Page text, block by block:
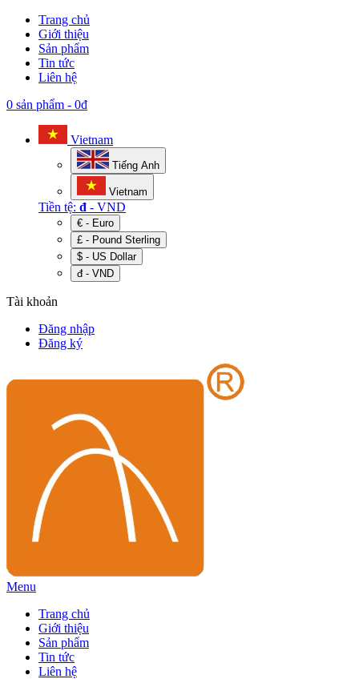
Trang chủ
Giới thiệu
Sản phẩm
Tin tức
Liên hệ
0 sản phẩm - 0đ
Vietnam
Tiếng Anh
Vietnam
Tiền tệ: đ - VND
€ - Euro
£ - Pound Sterling
$ - US Dollar
đ - VND
Tài khoản
Đăng nhập
Đăng ký
Menu
Trang chủ
Giới thiệu
Sản phẩm
Tin tức
Liên hệ